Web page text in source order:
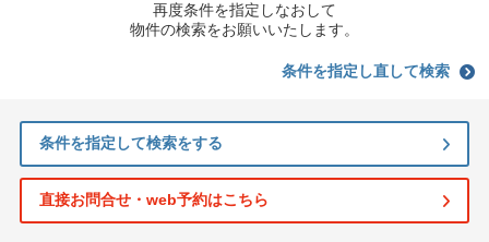
再度条件を指定しなおして
物件の検索をお願いいたします。
条件を指定し直して検索
条件を指定して検索をする
直接お問合せ・web予約はこちら